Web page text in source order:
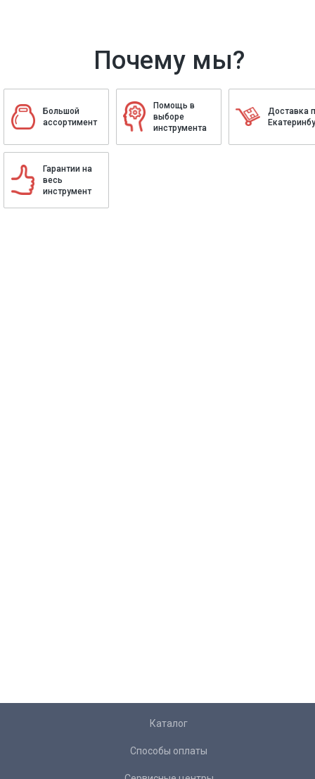
Почему мы?
Большой
ассортимент
Помощь в
выборе
инструмента
Доставка
Гарантии на
весь
инструмент
Каталог
Способы оплаты